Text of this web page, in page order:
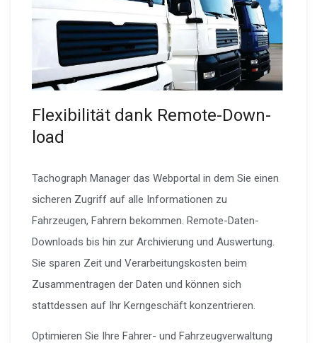
Flexi­bi­lität dank Remote-Down­
load
Tachograph Manager das Webportal in dem Sie einen
sicheren Zugriff auf alle Informationen zu
Fahrzeugen, Fahrern bekommen. Remote-Daten-
Downloads bis hin zur Archivierung und Auswertung.
Sie sparen Zeit und Verarbeitungskosten beim
Zusammentragen der Daten und können sich
stattdessen auf Ihr Kerngeschäft konzentrieren.
Optimieren Sie Ihre Fahrer- und Fahrzeugverwaltung